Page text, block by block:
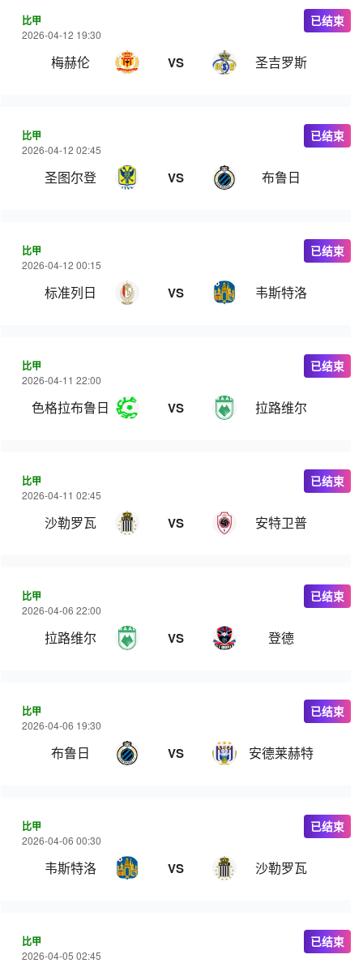
比甲
2026-04-12 19:30
梅赫伦 VS 圣吉罗斯
已结束
比甲
2026-04-12 02:45
圣图尔登 VS 布鲁日
已结束
比甲
2026-04-12 00:15
标准列日 VS 韦斯特洛
已结束
比甲
2026-04-11 22:00
色格拉布鲁日 VS 拉路维尔
已结束
比甲
2026-04-11 02:45
沙勒罗瓦 VS 安特卫普
已结束
比甲
2026-04-06 22:00
拉路维尔 VS 登德
已结束
比甲
2026-04-06 19:30
布鲁日 VS 安德莱赫特
已结束
比甲
2026-04-06 00:30
韦斯特洛 VS 沙勒罗瓦
已结束
比甲
2026-04-05 02:45
已结束